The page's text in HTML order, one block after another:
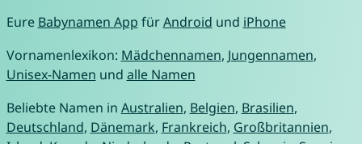
Eure Babynamen App fürAndroid und iPhone
Vornamenlexikon: Mädchennamen, Jungennamen,
Unisex-Namen und alle Namen
Beliebte Namen in Australien, Belgien, Brasilien,
Deutschland, Dänemark, Frankreich, Großbritannien,